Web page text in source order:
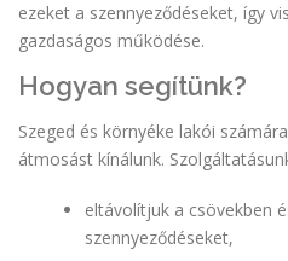
ezeket a szennyeződéseket, így
gazdaságos működése.
Hogyan segítünk?
Szeged és környéke lakói
átmosást kínálunk.
eltávolítjuk a csövekben
szennyeződéseket,